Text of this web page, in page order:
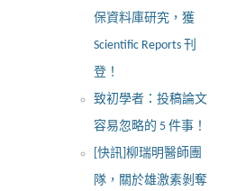
保資料庫研究，獲
Scientific Reports 刊
登！
致初學者：投稿論文
容易忽略的 5 件事！
[快訊]柳瑞明醫師團
隊，關於雄激素剝奪